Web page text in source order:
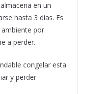
en un
hasta 3 días. Es
por
a perder.
congelar esta
y perder